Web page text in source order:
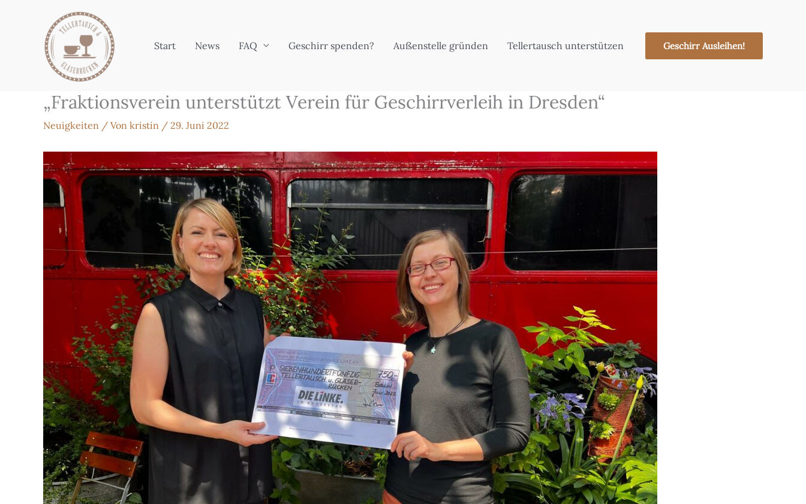
Start News FAQ Geschirr spenden? Außenstelle gründen Tellertausch unterstützen Geschirr Ausleihen!
„Fraktionsverein unterstützt Verein für Geschirrverleih in Dresden“
Neuigkeiten / Von kristin / 29. Juni 2022